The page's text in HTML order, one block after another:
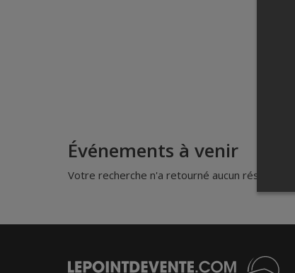
Événements à venir
Votre recherche n'a retourné aucun résultat.